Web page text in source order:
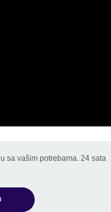
sa vašim potrebama. 24 sata